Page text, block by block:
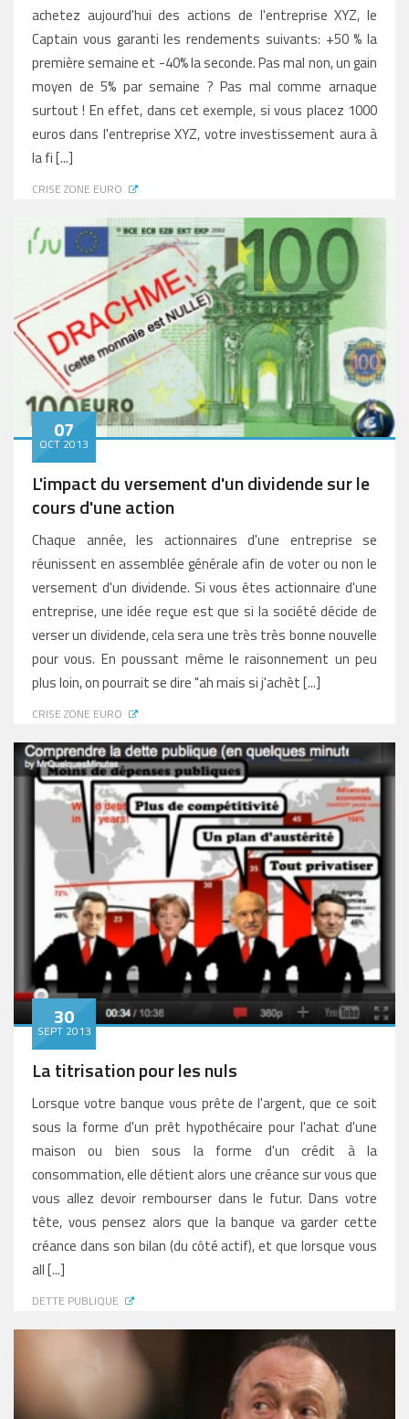
achetez aujourd'hui des actions de l'entreprise XYZ, le
Captain vous garanti les rendements suivants: +50 % la
première semaine et -40% la seconde. Pas mal non, un gain
moyen de 5% par semaine ? Pas mal comme arnaque
surtout ! En effet, dans cet exemple, si vous placez 1000
euros dans l'entreprise XYZ, votre investissement aura à
la fi [...]
CRISE ZONE EURO
07
OCT 2013
L'impact du versement d'un dividende sur le
cours d'une action
Chaque année, les actionnaires d'une entreprise se
réunissent en assemblée générale afin de voter ou non le
versement d'un dividende. Si vous êtes actionnaire d'une
entreprise, une idée reçue est que si la société décide de
verser un dividende, cela sera une très très bonne nouvelle
pour vous. En poussant même le raisonnement un peu
plus loin, on pourrait se dire "ah mais si j'achèt [...]
CRISE ZONE EURO
30
SEPT 2013
La titrisation pour les nuls
Lorsque votre banque vous prête de l'argent, que ce soit
sous la forme d'un prêt hypothécaire pour l'achat d'une
maison ou bien sous la forme d'un crédit à la
consommation, elle détient alors une créance sur vous que
vous allez devoir rembourser dans le futur. Dans votre
tête, vous pensez alors que la banque va garder cette
créance dans son bilan (du côté actif), et que lorsque vous
all [...]
DETTE PUBLIQUE